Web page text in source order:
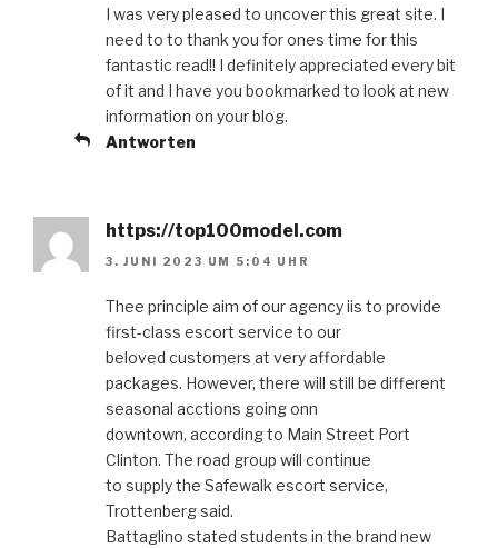
I was very pleased to uncover this great site. I
need to to thank you for ones time for this
fantastic read!! I definitely appreciated every bit
of it and I have you bookmarked to look at new
information on your blog.
Antworten
https://top100model.com
3. JUNI 2023 UM 5:04 UHR
Thee principle aim of our agency iis to provide
first-class escort service to our
beloved customers at very affordable
packages. However, there will still be different
seasonal acctions going onn
downtown, according to Main Street Port
Clinton. The road group will continue
to supply the Safewalk escort service,
Trottenberg said.
Battaglino stated students in the brand new